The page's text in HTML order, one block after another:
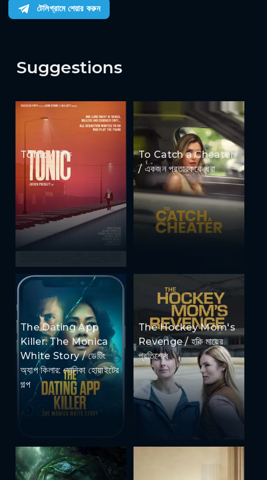
টেলিগ্রামে শেয়ার করুন
Suggestions
Tonic / টনিক
To Catch a Cheater
/ একজন প্রতারককে ধরা
The Dating App
Killer: The Monica
White Story / ডেটিং
অ্যাপ কিলার: মোনিকা হোয়াইটের
গল্প
The Hockey Mom's
Revenge / হকি মায়ের
প্রতিশোধ